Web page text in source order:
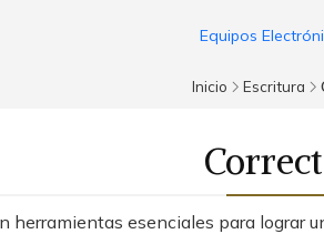
Equipos
Inicio Escritura
herramientas esenciales para